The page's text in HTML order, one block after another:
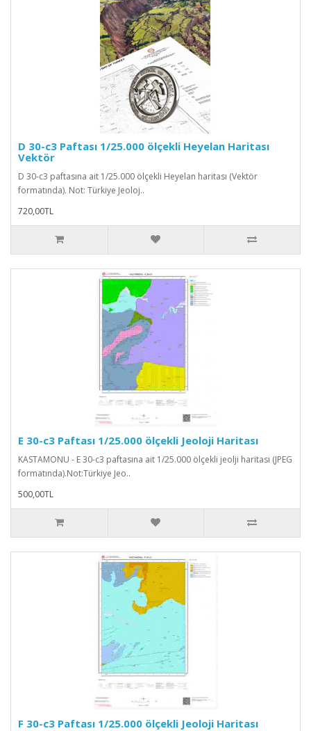
D 30-c3 Paftası 1/25.000 ölçekli Heyelan Haritası
Vektör
D 30-c3 paftasına ait 1/25.000 ölçekli Heyelan haritası (Vektör
formatında). Not: Türkiye Jeoloj..
720,00TL
E 30-c3 Paftası 1/25.000 ölçekli Jeoloji Haritası
KASTAMONU - E 30-c3 paftasına ait 1/25.000 ölçekli jeolji haritası (JPEG
formatında).Not:Türkiye Jeo..
500,00TL
F 30-c3 Paftası 1/25.000 ölçekli Jeoloji Haritası